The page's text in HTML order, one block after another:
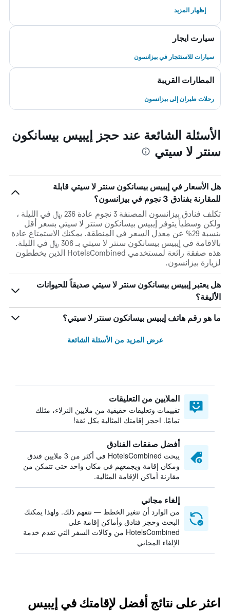
إظهار المزيد
سيارت ايجار
سيارات للاستئجار في بيزانسون
المطارات القريبة
رحلات طيران إلى بيزانسون
الأسئلة الشائعة عند حجز إيبيس بيسانكون
سنتر لا سيتي
هل الأسعار في إيبيس بيسانكون سنتر لا سيتي قابلة
للمقارنة بفنادق 3 نجوم في بيزانسون؟
تكلف فنادق بيزانسون المصنفة 3 نجوم عادة 236 ﷼ في الليلة ،
ولكن وسطياً يتوفر إيبيس بيسانكون سنتر لا سيتي بسعر أقل
بنسبة 29% عن معدل السعر في المنطقة. يمكنك الاستمتاع عادة
بالاقامة في إيبيس بيسانكون سنتر لا سيتي بـ 306 ﷼ في الليلة.
هذه صفقة رائعة لمستخدمي HotelsCombined الذين يخططون
لزيارة بيزانسون.
هل يعتبر إيبيس بيسانكون سنتر لا سيتي صديقاً للحيوانات
الأليفة؟
ما هو رقم هاتف إيبيس بيسانكون سنتر لا سيتي؟
عرض المزيد من الأسئلة الشائعة
الملايين من التعليقات
تقييمات وتعليقات حقيقية من ملايين النزلاء، مثلك
تمامًا. احجز إقامتك المثالية بكل ثقة!
أفضل صفقات الفنادق
يبحث HotelsCombined في أكثر من 3 ملايين فندق
ومكان إقامة ويجمعهم في مكان واحد حتى تتمكن من
مقارنة أماكن الإقامة المثالية.
إلغاء مجاني
من الوارد أن تتغير الخطط — نتفهم ذلك. ولهذا يمكنك
البحث وحجز فنادق وأماكن إقامة على
HotelsCombined من وكالات السفر التي تقدم خدمة
الإلغاء المجاني
اعثر على نتائج أفضل لإقامتك في إيبيس